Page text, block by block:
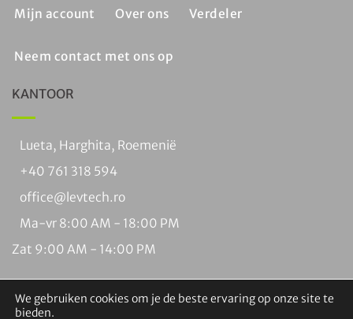
Mijn account Over ons Verdeler
Neem contact met ons op
KANTOOR
Lueta, Harghita, Roemenië
+40 761 318 594
office@levtech.ro
Ma-vr 8:00 AM - 18:00 PM
Zat 9:00 AM - 14:00 PM
We gebruiken cookies om je de beste ervaring op onze site te
bieden.